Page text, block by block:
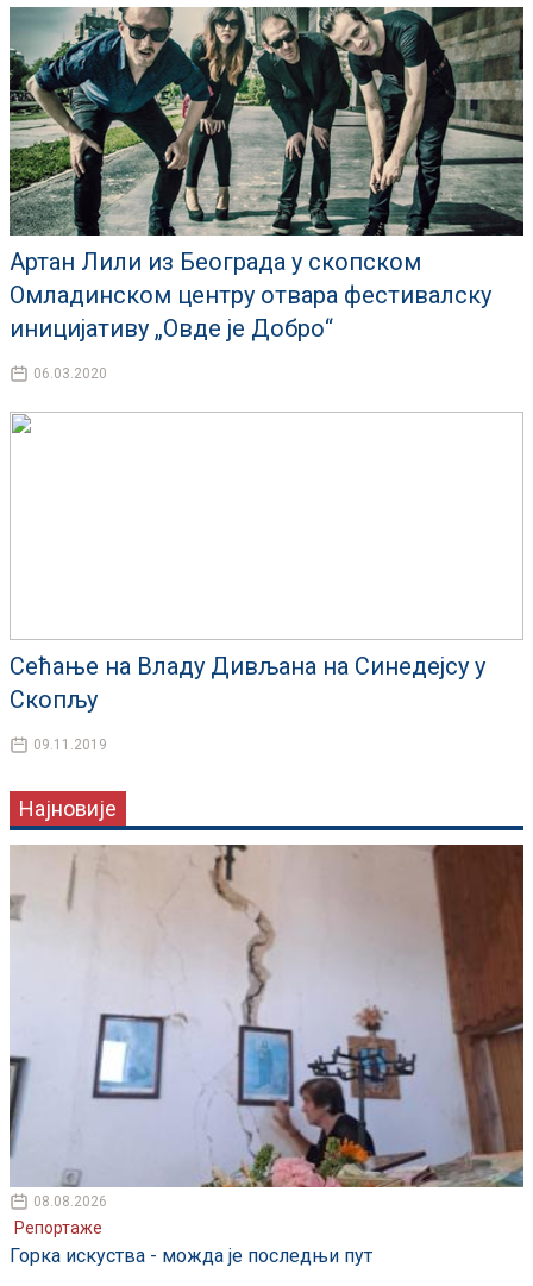
Артан Лили из Београда у скопском
Омладинском центру отвара фестивалску
иницијативу „Овде је Добро“
06.03.2020
Сећање на Владу Дивљана на Синедејсу у
Скопљу
09.11.2019
Најновије
08.08.2026
Репортаже
Горка искуства - можда је последњи пут